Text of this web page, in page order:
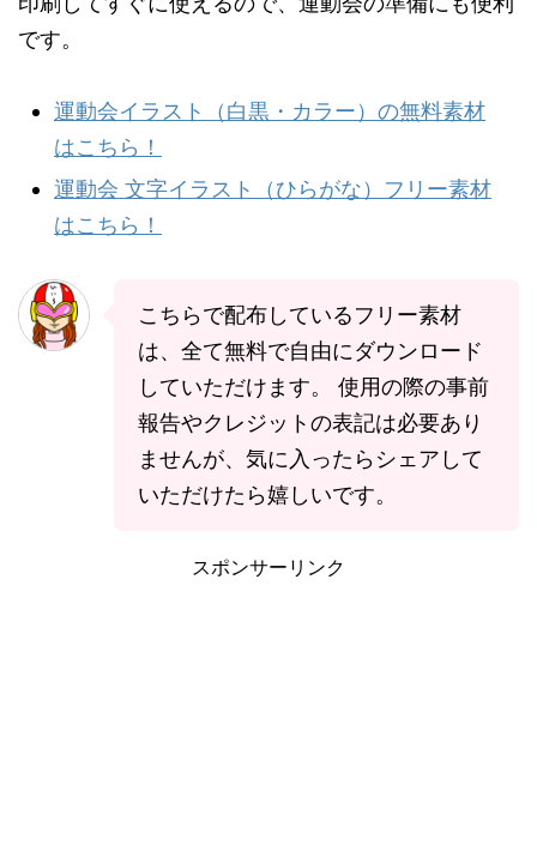
です。
運動会イラスト（白黒・カラー）の無料素材
はこちら！
運動会 文字イラスト（ひらがな）フリー素材
はこちら！
こちらで配布しているフリー素材
は、全て無料で自由にダウンロード
していただけます。 使用の際の事前
報告やクレジットの表記は必要あり
ませんが、気に入ったらシェアして
いただけたら嬉しいです。
スポンサーリンク